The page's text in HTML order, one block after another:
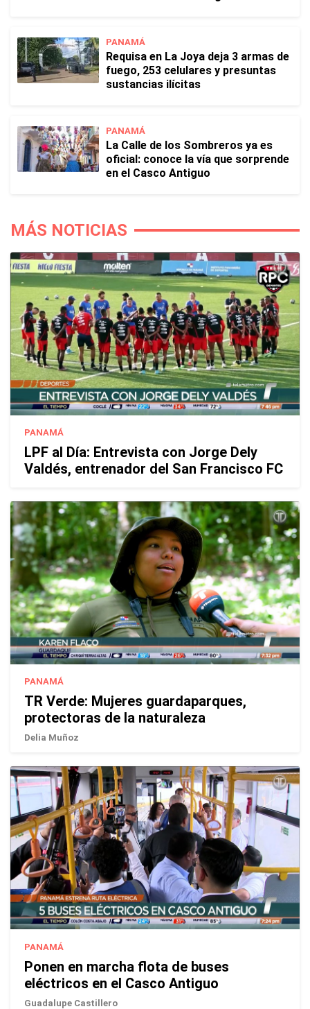
PANAMÁ
Requisa en La Joya deja 3 armas de
fuego, 253 celulares y presuntas
sustancias ilícitas
PANAMÁ
La Calle de los Sombreros ya es
oficial: conoce la vía que sorprende
en el Casco Antiguo
MÁS NOTICIAS
PANAMÁ
LPF al Día: Entrevista con Jorge Dely
Valdés, entrenador del San Francisco FC
PANAMÁ
TR Verde: Mujeres guardaparques,
protectoras de la naturaleza
Delia Muñoz
PANAMÁ
Ponen en marcha flota de buses
eléctricos en el Casco Antiguo
Guadalupe Castillero